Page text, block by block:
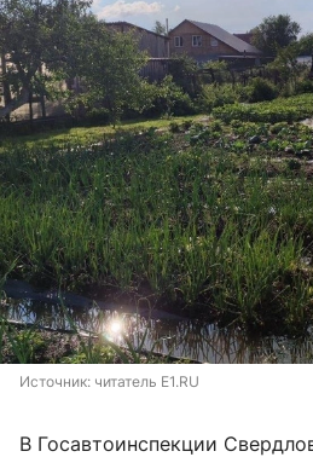
Источник: читатель E1.RU
В Госавтоинспекции